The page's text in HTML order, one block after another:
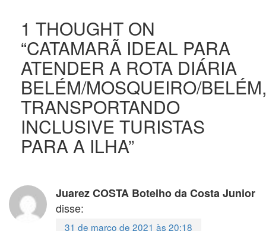
1 THOUGHT ON
“CATAMARÃ IDEAL PARA
ATENDER A ROTA DIÁRIA
BELÉM/MOSQUEIRO/BELÉM,
TRANSPORTANDO
INCLUSIVE TURISTAS
PARA A ILHA”
Juarez COSTA Botelho da Costa Junior
disse:
31 de março de 2021 às 20:18